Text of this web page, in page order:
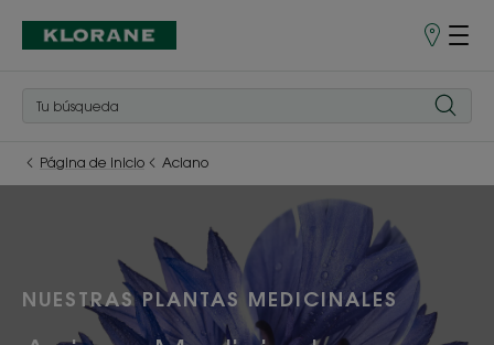
Puntos
Página de inicio Aciano
NUESTRAS PLANTAS MEDICINALES